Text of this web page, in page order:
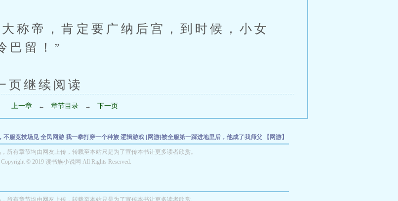
帝，肯定要广纳后宫，到时候，小女
巴留！”
继续阅读
上一章 ← 章节目录 → 下一页
不服竞技场见全民网游 我一拳打穿一个种族 逻辑游戏 [网游]被全服第一踩进地里后，他成了我师父
【网游】
！一人之下：我，张之维，嚣张的张美漫：完蛋，我被父愁者包围了！
物斗罗：龙王之太极玄真这才是都市文字修仙
所有章节均由网友上传，转载至本站只是为了宣传本书让更多读者欣赏。
Copyright © 2019 读书族小说网 All Rights Reserved.
所有章节均由网友上传，转载至本站只是为了宣传本书让更多读者欣赏。